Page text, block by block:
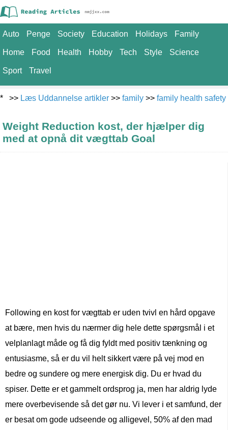
Auto Penge Society Education Holidays Family
Home Food Health Hobby Tech Style Science
Sport Travel
* >> Læs Uddannelse artikler >> family >> family health safety
Weight Reduction kost, der hjælper dig
med at opnå dit vægttab Goal
Following en kost for vægttab er uden tvivl en hård opgave
at bære, men hvis du nærmer dig hele dette spørgsmål i et
velplanlagt måde og få dig fyldt med positiv tænkning og
entusiasme, så er du vil helt sikkert være på vej mod en
bedre og sundere og mere energisk dig. Du er hvad du
spiser. Dette er et gammelt ordsprog ja, men har aldrig lyde
mere overbevisende så det gør nu. Vi lever i et samfund, der
er besat om gode udseende og alligevel, 50% af den mad